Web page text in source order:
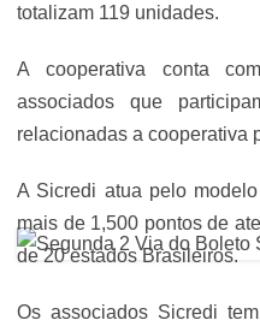
totalizam 119 unidades.
A cooperativa conta
associados que
relacionadas a cooperativa
A Sicredi atua pelo
mais de 1,500 pontos de
de 20 estados Brasileiros.
Os associados Sicredi